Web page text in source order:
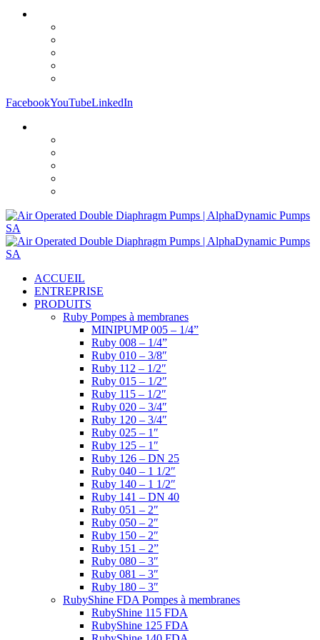
FacebookYouTubeLinkedIn
ACCUEIL
ENTREPRISE
PRODUITS
Ruby Pompes à membranes
MINIPUMP 005 – 1/4”
Ruby 008 – 1/4”
Ruby 010 – 3/8″
Ruby 112 – 1/2″
Ruby 015 – 1/2″
Ruby 115 – 1/2″
Ruby 020 – 3/4″
Ruby 120 – 3/4″
Ruby 025 – 1″
Ruby 125 – 1″
Ruby 126 – DN 25
Ruby 040 – 1 1/2″
Ruby 140 – 1 1/2″
Ruby 141 – DN 40
Ruby 051 – 2″
Ruby 050 – 2″
Ruby 150 – 2″
Ruby 151 – 2”
Ruby 080 – 3″
Ruby 081 – 3″
Ruby 180 – 3″
RubyShine FDA Pompes à membranes
RubyShine 115 FDA
RubyShine 125 FDA